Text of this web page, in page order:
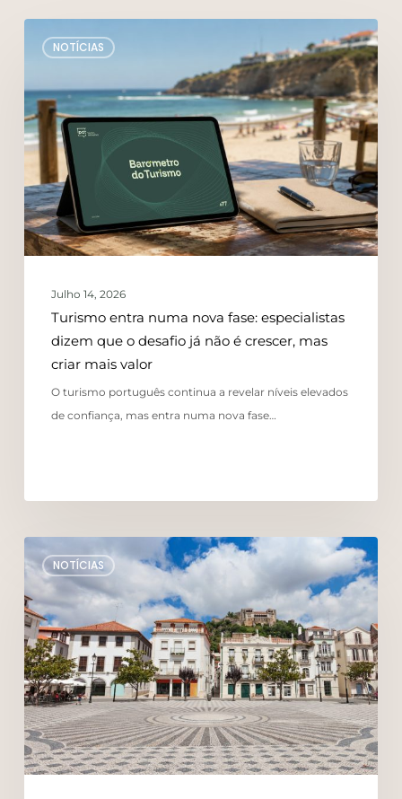
NOTÍCIAS
Julho 14, 2026
Turismo entra numa nova fase: especialistas
dizem que o desafio já não é crescer, mas
criar mais valor
O turismo português continua a revelar níveis elevados
de confiança, mas entra numa nova fase…
NOTÍCIAS